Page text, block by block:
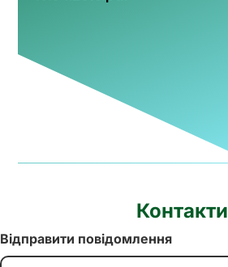
Контакти
Відправити повідомлення